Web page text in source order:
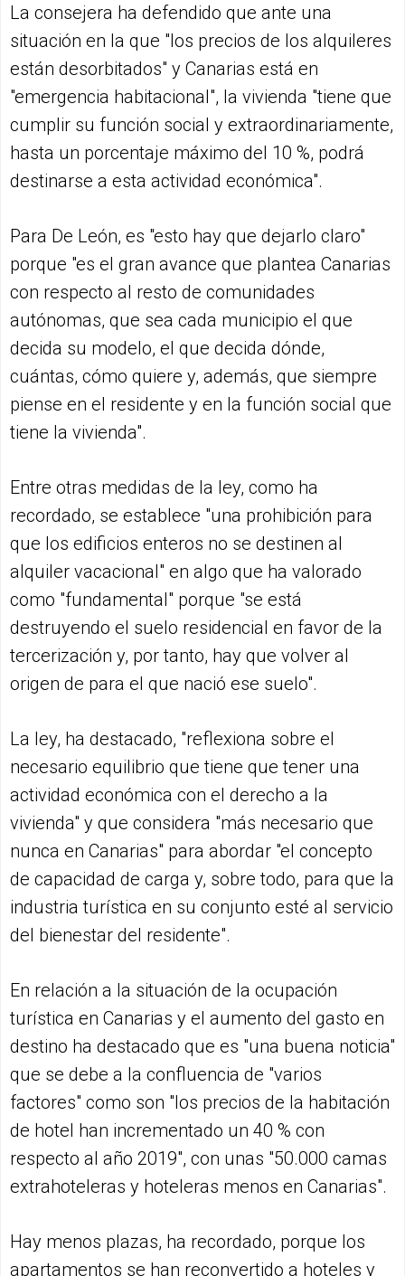
La consejera ha defendido que ante una
situación en la que "los precios de los alquileres
están desorbitados" y Canarias está en
"emergencia habitacional", la vivienda "tiene que
cumplir su función social y extraordinariamente,
hasta un porcentaje máximo del 10 %, podrá
destinarse a esta actividad económica".
Para De León, es "esto hay que dejarlo claro"
porque "es el gran avance que plantea Canarias
con respecto al resto de comunidades
autónomas, que sea cada municipio el que
decida su modelo, el que decida dónde,
cuántas, cómo quiere y, además, que siempre
piense en el residente y en la función social que
tiene la vivienda".
Entre otras medidas de la ley, como ha
recordado, se establece "una prohibición para
que los edificios enteros no se destinen al
alquiler vacacional" en algo que ha valorado
como "fundamental" porque "se está
destruyendo el suelo residencial en favor de la
tercerización y, por tanto, hay que volver al
origen de para el que nació ese suelo".
La ley, ha destacado, "reflexiona sobre el
necesario equilibrio que tiene que tener una
actividad económica con el derecho a la
vivienda" y que considera "más necesario que
nunca en Canarias" para abordar "el concepto
de capacidad de carga y, sobre todo, para que la
industria turística en su conjunto esté al servicio
del bienestar del residente".
En relación a la situación de la ocupación
turística en Canarias y el aumento del gasto en
destino ha destacado que es "una buena noticia"
que se debe a la confluencia de "varios
factores" como son "los precios de la habitación
de hotel han incrementado un 40 % con
respecto al año 2019", con unas "50.000 camas
extrahoteleras y hoteleras menos en Canarias".
Hay menos plazas, ha recordado, porque los
apartamentos se han reconvertido a hoteles y